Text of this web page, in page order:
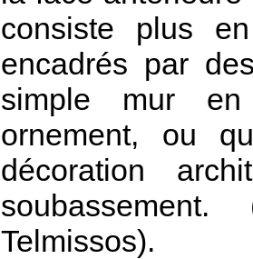
consiste plus
encadrés par
simple mur
ornement, ou
décoration
soubassement.
Telmissos).